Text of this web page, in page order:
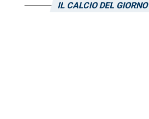
IL CALCIO DEL GIORNO